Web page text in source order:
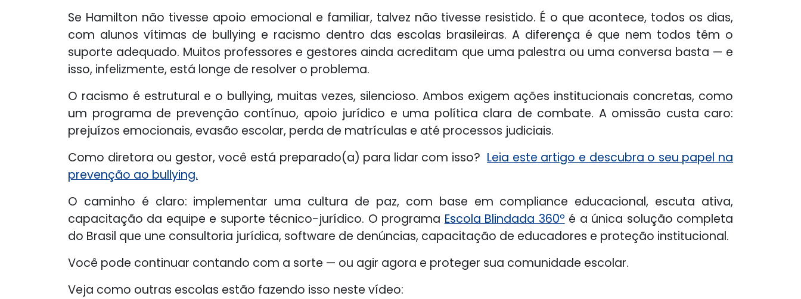
Se Hamilton não tivesse apoio emocional e familiar, talvez não tivesse resistido. É o que acontece, todos os dias,
com alunos vítimas de bullying e racismo dentro das escolas brasileiras. A diferença é que nem todos têm o
suporte adequado. Muitos professores e gestores ainda acreditam que uma palestra ou uma conversa basta — e
isso, infelizmente, está longe de resolver o problema.
O racismo é estrutural e o bullying, muitas vezes, silencioso. Ambos exigem ações institucionais concretas, como
um programa de prevenção contínuo, apoio jurídico e uma política clara de combate. A omissão custa caro:
prejuízos emocionais, evasão escolar, perda de matrículas e até processos judiciais.
Como diretora ou gestor, você está preparado(a) para lidar com isso? Leia este artigo e descubra o seu papel na
prevenção ao bullying.
O caminho é claro: implementar uma cultura de paz, com base em compliance educacional, escuta ativa,
capacitação da equipe e suporte técnico-jurídico. O programa Escola Blindada 360º é a única solução completa
do Brasil que une consultoria jurídica, software de denúncias, capacitação de educadores e proteção institucional.
Você pode continuar contando com a sorte — ou agir agora e proteger sua comunidade escolar.
Veja como outras escolas estão fazendo isso neste vídeo: